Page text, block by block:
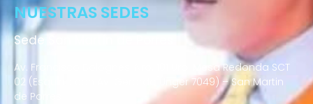
NUESTRAS SEDES
Sede San Martín de Porres
Av. Francisco Bolognesi Nro. 101 Urb. Mesa Redonda SCT
02 (Esquina con Av. Gerardo Unger 7049) – San Martin
de Porres